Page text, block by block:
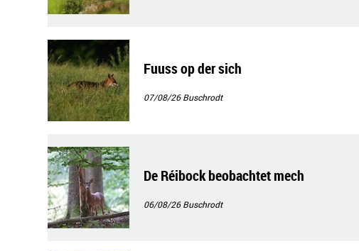
Fuuss op der sich
07/08/26Buschrodt
De Réibock beobachtet mech
06/08/26Buschrodt